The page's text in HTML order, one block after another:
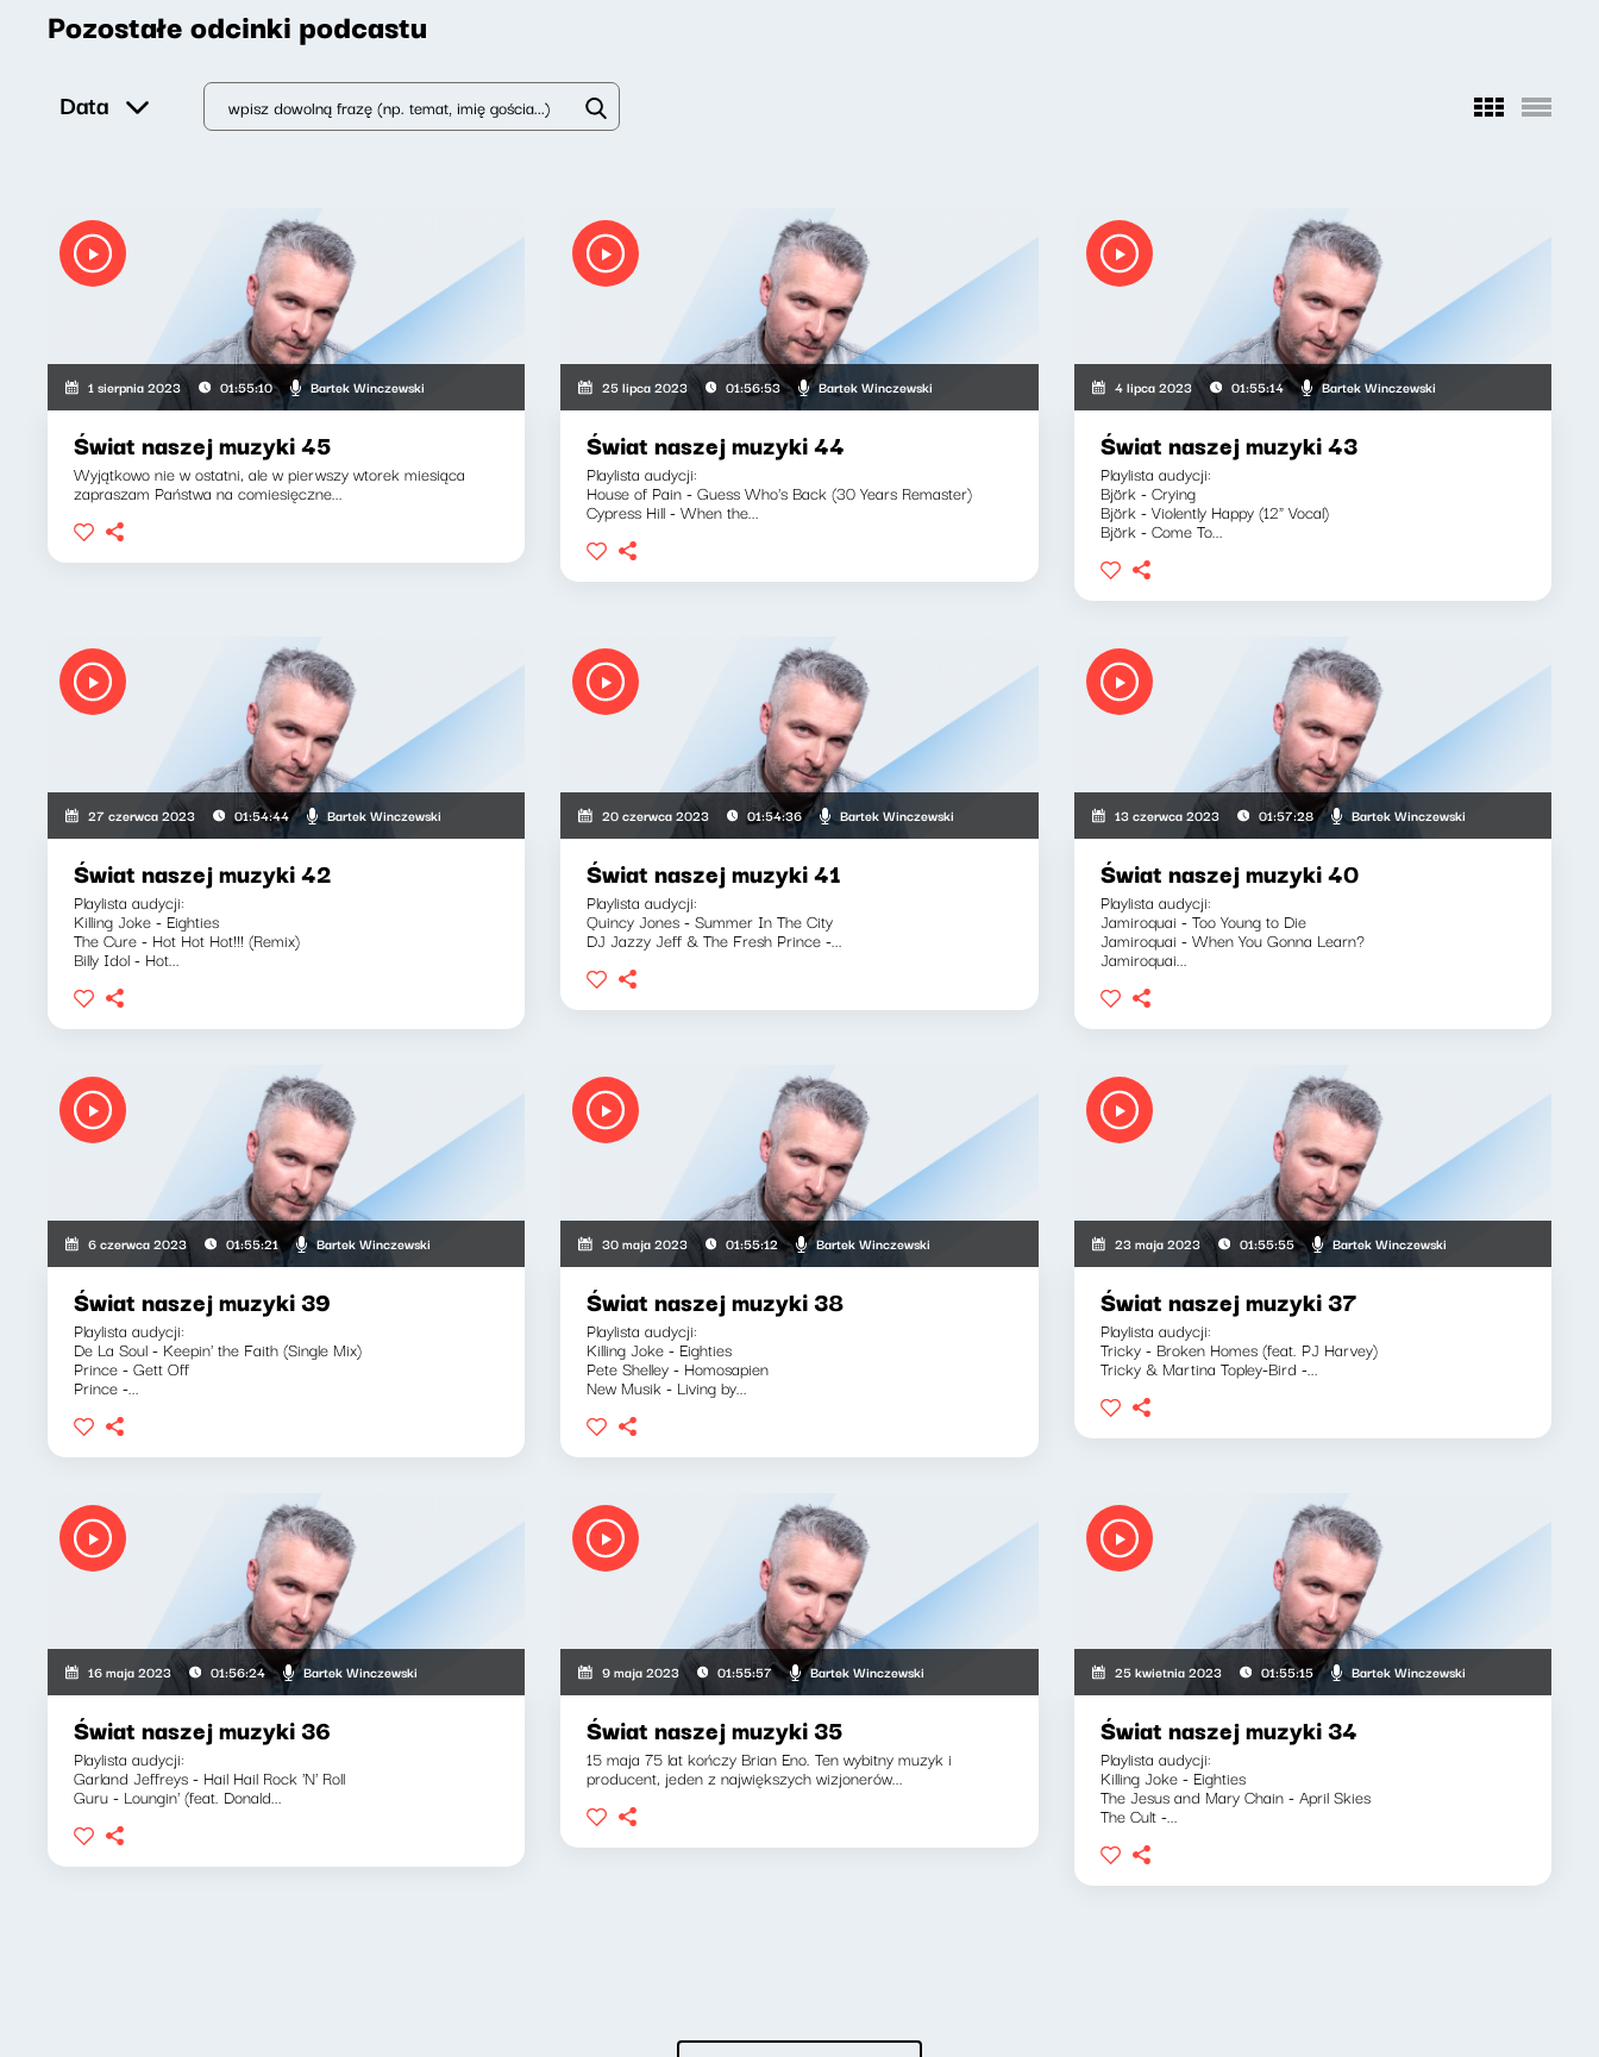
Pozostałe odcinki podcastu
Data
1 sierpnia 2023 01:55:10 Bartek Winczewski
Świat naszej muzyki 45
Wyjątkowo nie w ostatni, ale w pierwszy wtorek miesiąca
zapraszam Państwa na comiesięczne...
25 lipca 2023 01:56:53 Bartek Winczewski
Świat naszej muzyki 44
Playlista audycji:
House of Pain - Guess Who's Back (30 Years Remaster)
Cypress Hill - When the...
4 lipca 2023 01:55:14 Bartek Winczewski
Świat naszej muzyki 43
Playlista audycji:
Björk - Crying
Björk - Violently Happy (12" Vocal)
Björk - Come To...
27 czerwca 2023 01:54:44 Bartek Winczewski
Świat naszej muzyki 42
Playlista audycji:
Killing Joke - Eighties
The Cure - Hot Hot Hot!!! (Remix)
Billy Idol - Hot...
20 czerwca 2023 01:54:36 Bartek Winczewski
Świat naszej muzyki 41
Playlista audycji:
Quincy Jones - Summer In The City
DJ Jazzy Jeff & The Fresh Prince -...
13 czerwca 2023 01:57:28 Bartek Winczewski
Świat naszej muzyki 40
Playlista audycji:
Jamiroquai - Too Young to Die
Jamiroquai - When You Gonna Learn?
Jamiroquai...
6 czerwca 2023 01:55:21 Bartek Winczewski
Świat naszej muzyki 39
Playlista audycji:
De La Soul - Keepin' the Faith (Single Mix)
Prince - Gett Off
Prince -...
30 maja 2023 01:55:12 Bartek Winczewski
Świat naszej muzyki 38
Playlista audycji:
Killing Joke - Eighties
Pete Shelley - Homosapien
New Musik - Living by...
23 maja 2023 01:55:55 Bartek Winczewski
Świat naszej muzyki 37
Playlista audycji:
Tricky - Broken Homes (feat. PJ Harvey)
Tricky & Martina Topley-Bird -...
16 maja 2023 01:56:24 Bartek Winczewski
Świat naszej muzyki 36
Playlista audycji:
Garland Jeffreys - Hail Hail Rock 'N' Roll
Guru - Loungin' (feat. Donald...
9 maja 2023 01:55:57 Bartek Winczewski
Świat naszej muzyki 35
15 maja 75 lat kończy Brian Eno. Ten wybitny muzyk i
producent, jeden z największych wizjonerów...
25 kwietnia 2023 01:55:15 Bartek Winczewski
Świat naszej muzyki 34
Playlista audycji:
Killing Joke - Eighties
The Jesus and Mary Chain - April Skies
The Cult -...